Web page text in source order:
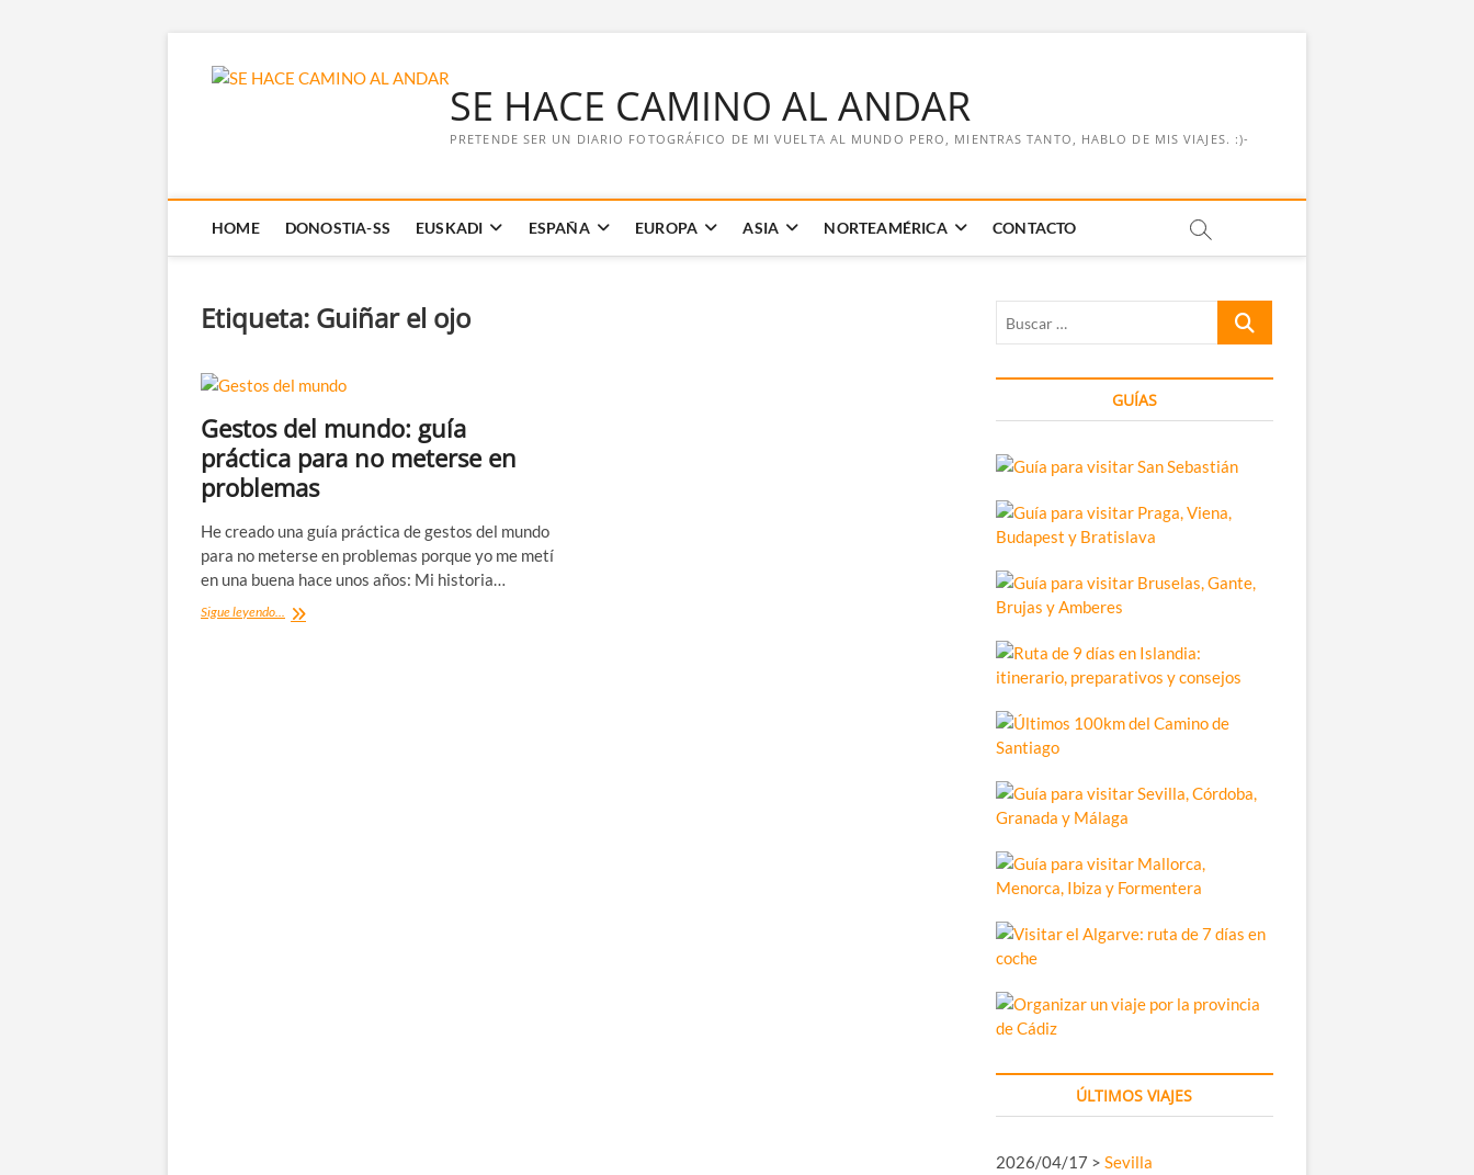
SE HACE CAMINO AL ANDAR
PRETENDE SER UN DIARIO FOTOGRÁFICO DE MI VUELTA AL MUNDO PERO, MIENTRAS TANTO, HABLO DE MIS VIAJES. :)-
HOME DONOSTIA-SS EUSKADI ESPAÑA EUROPA ASIA NORTEAMÉRICA CONTACTO
Etiqueta: Guiñar el ojo
Gestos del mundo: guía
práctica para no meterse en
problemas
He creado una guía práctica de gestos del mundo
para no meterse en problemas porque yo me metí
en una buena hace unos años: Mi historia…
Sigue leyendo... Gestos
Buscar
GUÍAS
ÚLTIMOS VIAJES
2026/04/17 > Sevilla